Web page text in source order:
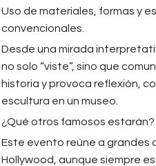
Uso de materiales, formas y
convencionales.
Desde una mirada
no solo “viste”, sino que
historia y provoca reflexión,
escultura en un museo.
¿Qué otros famosos estarán?
Este evento reúne a grandes
Hollywood, aunque siempre